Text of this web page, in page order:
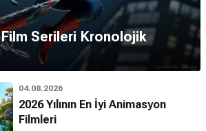
Serileri Kronolojik
04.08.2026
2026 Yılının En İyi Animasyon
Filmleri